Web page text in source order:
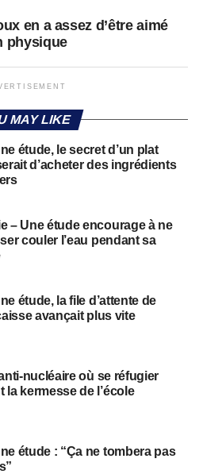
en a assez d’être aimé
physique
MAY LIKE
étude, le secret d’un plat
d’acheter des ingrédients
– Une étude encourage à ne
couler l’eau pendant sa
étude, la file d’attente de
avançait plus vite
nucléaire où se réfugier
la kermesse de l’école
étude : “Ça ne tombera pas